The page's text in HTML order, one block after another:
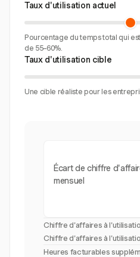
Taux d'utilisation actuel
Pourcentage du temps total qui
de 55–60%.
Taux d'utilisation cible
Une cible réaliste pour les
Écart de chiffre
mensuel
Chiffre d'affaires à
Chiffre d'affaires à
Heures facturables